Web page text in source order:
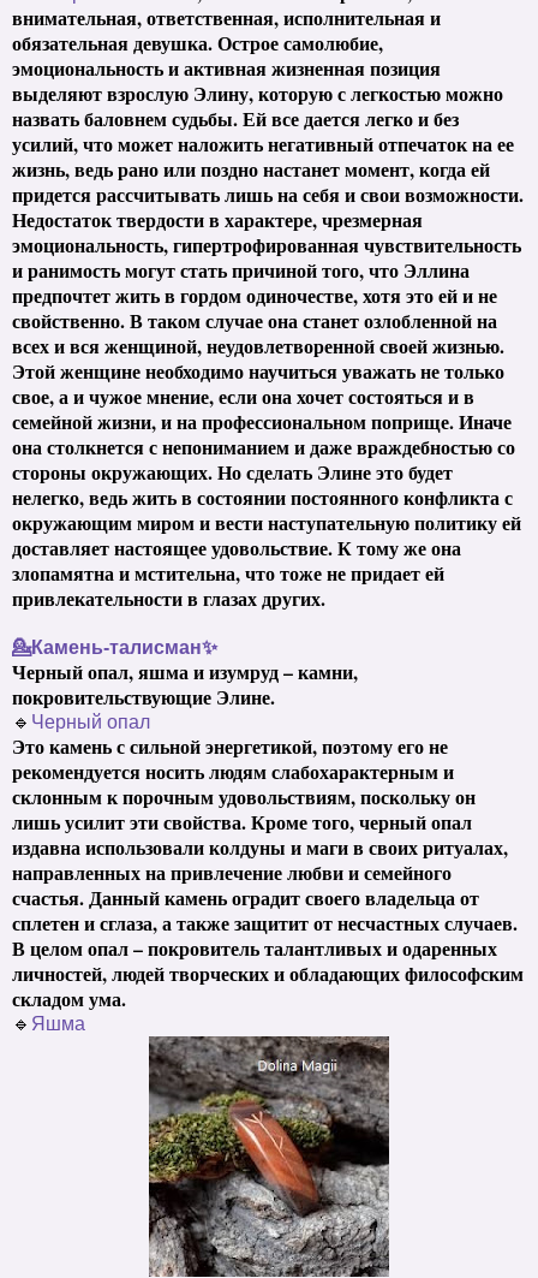
внимательная, ответственная, исполнительная и
обязательная девушка. Острое самолюбие,
эмоциональность и активная жизненная позиция
выделяют взрослую Элину, которую с легкостью можно
назвать баловнем судьбы. Ей все дается легко и без
усилий, что может наложить негативный отпечаток на ее
жизнь, ведь рано или поздно настанет момент, когда ей
придется рассчитывать лишь на себя и свои возможности.
Недостаток твердости в характере, чрезмерная
эмоциональность, гипертрофированная чувствительность
и ранимость могут стать причиной того, что Эллина
предпочтет жить в гордом одиночестве, хотя это ей и не
свойственно. В таком случае она станет озлобленной на
всех и вся женщиной, неудовлетворенной своей жизнью.
Этой женщине необходимо научиться уважать не только
свое, а и чужое мнение, если она хочет состояться и в
семейной жизни, и на профессиональном поприще. Иначе
она столкнется с непониманием и даже враждебностью со
стороны окружающих. Но сделать Элине это будет
нелегко, ведь жить в состоянии постоянного конфликта с
окружающим миром и вести наступательную политику ей
доставляет настоящее удовольствие. К тому же она
злопамятна и мстительна, что тоже не придает ей
привлекательности в глазах других.
💁Камень-талисман✨
Черный опал, яшма и изумруд – камни,
покровительствующие Элине.
🔹 Черный опал
Это камень с сильной энергетикой, поэтому его не
рекомендуется носить людям слабохарактерным и
склонным к порочным удовольствиям, поскольку он
лишь усилит эти свойства. Кроме того, черный опал
издавна использовали колдуны и маги в своих ритуалах,
направленных на привлечение любви и семейного
счастья. Данный камень оградит своего владельца от
сплетен и сглаза, а также защитит от несчастных случаев.
В целом опал – покровитель талантливых и одаренных
личностей, людей творческих и обладающих философским
складом ума.
🔹 Яшма